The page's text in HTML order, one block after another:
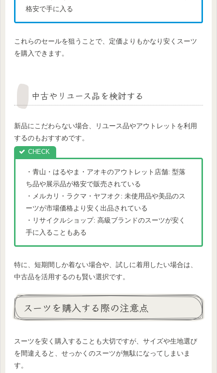
格安で手に入る
これらのセールを狙うことで、定価よりもかなり安くスーツ
を購入できます。
中古やリユース品を検討する
新品にこだわらない場合、リユース品やアウトレットを利用
するのもおすすめです。
・青山・はるやま・アオキのアウトレット店舗: 型落
ち品や展示品が格安で販売されている
・メルカリ・ラクマ・ヤフオク: 未使用品や美品のス
ーツが市場価格より安く出品されている
・リサイクルショップ: 高級ブランドのスーツが安く
手に入ることもある
特に、短期間しか着ない場合や、試しに着用したい場合は、
中古品を活用するのも賢い選択です。
スーツを購入する際の注意点
スーツを安く購入することも大切ですが、サイズや生地選び
を間違えると、せっかくのスーツが無駄になってしまいま
す。